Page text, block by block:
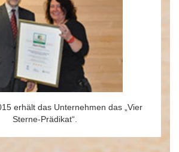
erhält das Unternehmen das „Vier
Sterne-Prädikat“.